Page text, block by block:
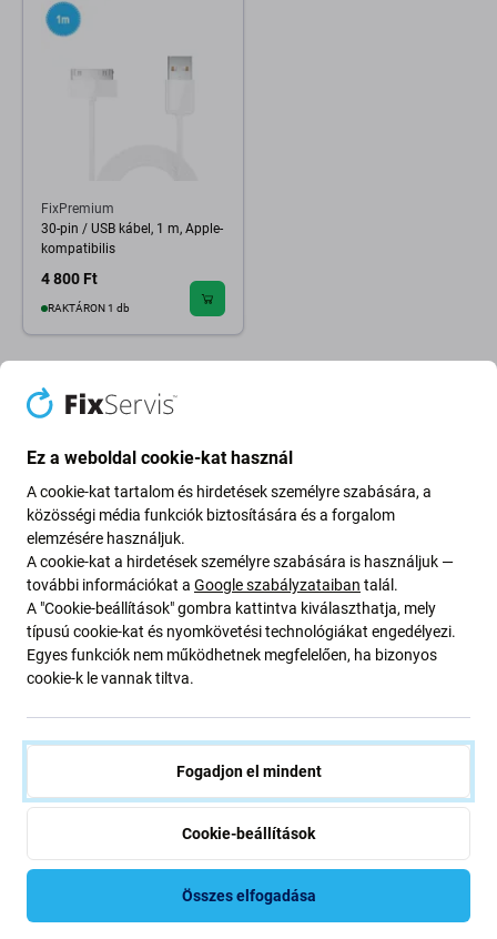
FixPremium
30-pin / USB kábel, 1 m, Apple-
kompatibilis
4 800 Ft
RAKTÁRON 1 db
Going Green
dioxid-kibocsátásunkat. Olvasson többet arról, hogyan
alakítjuk át folyamatainkat a szénlábnyomunk
csökkentése érdekében.
Newsletter Fix
Ez a weboldal cookie-kat használ
A cookie-kat tartalom és hirdetések személyre szabására, a
közösségi média funkciók biztosítására és a forgalom
elemzésére használjuk.
A cookie-kat a hirdetések személyre szabására is használjuk —
további információkat a Google szabályzataiban talál.
A "Cookie-beállítások" gombra kattintva kiválaszthatja, mely
típusú cookie-kat és nyomkövetési technológiákat engedélyezi.
Egyes funkciók nem működhetnek megfelelően, ha bizonyos
cookie-k le vannak tiltva.
Fogadjon el mindent
Cookie-beállítások
Összes elfogadása